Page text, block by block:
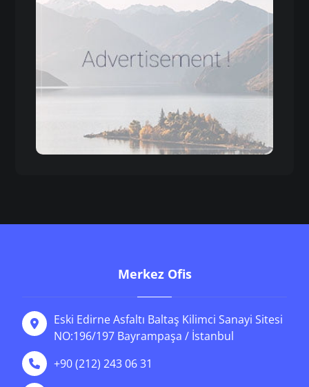
Merkez Ofis
Eski Edirne Asfaltı Baltaş Kilimci Sanayi Sitesi
NO:196/197 Bayrampaşa / İstanbul
+90 (212) 243 06 31